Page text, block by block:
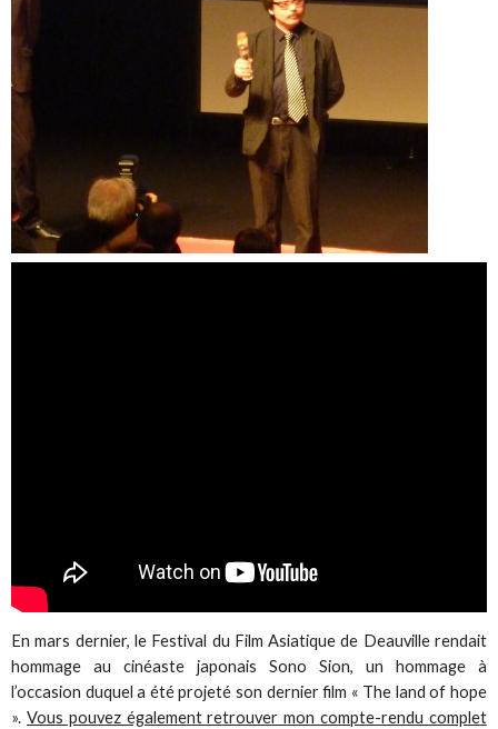
En mars dernier, le Festival du Film Asiatique de Deauville rendait
hommage au cinéaste japonais Sono Sion, un hommage à
l’occasion duquel a été projeté son dernier film « The land of hope
». Vous pouvez également retrouver mon compte-rendu complet